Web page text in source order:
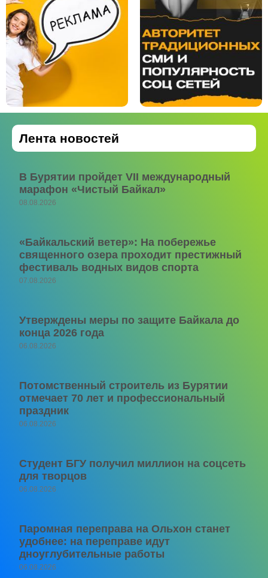
Лента новостей
В Бурятии пройдет VII международный
марафон «Чистый Байкал»
08.08.2026
«Байкальский ветер»: На побережье
священного озера проходит престижный
фестиваль водных видов спорта
07.08.2026
Утверждены меры по защите Байкала до
конца 2026 года
06.08.2026
Потомственный строитель из Бурятии
отмечает 70 лет и профессиональный
праздник
06.08.2026
Студент БГУ получил миллион на соцсеть
для творцов
06.08.2026
Паромная переправа на Ольхон станет
удобнее: на переправе идут
дноуглубительные работы
06.08.2026